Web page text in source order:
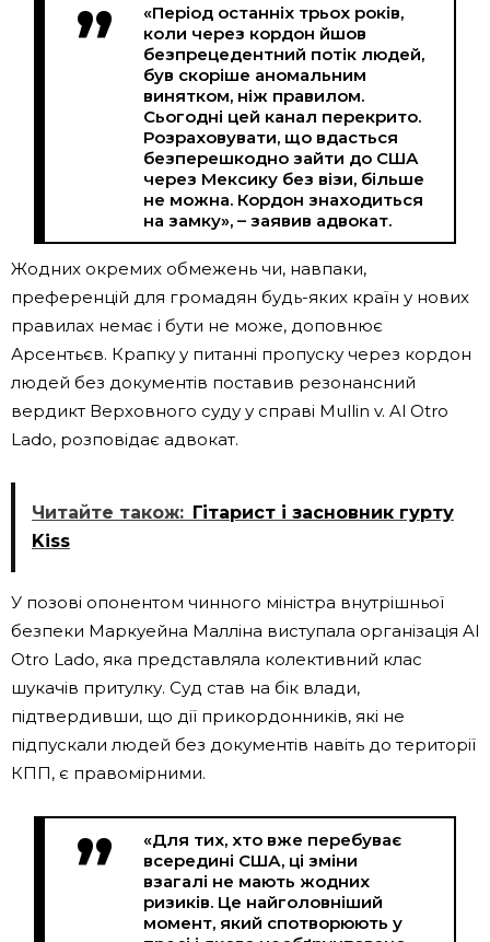
«Період останніх трьох років,
коли через кордон йшов
безпрецедентний потік людей,
був скоріше аномальним
винятком, ніж правилом.
Сьогодні цей канал перекрито.
Розраховувати, що вдасться
безперешкодно зайти до США
через Мексику без візи, більше
не можна. Кордон знаходиться
на замку», – заявив адвокат.
Жодних окремих обмежень чи, навпаки,
преференцій для громадян будь-яких країн у нових
правилах немає і бути не може, доповнює
Арсентьєв. Крапку у питанні пропуску через кордон
людей без документів поставив резонансний
вердикт Верховного суду у справі Mullin v. Al Otro
Lado, розповідає адвокат.
Читайте також: Гітарист і засновник гурту
Kiss
У позові опонентом чинного міністра внутрішньої
безпеки Маркуейна Малліна виступала організація Al
Otro Lado, яка представляла колективний клас
шукачів притулку. Суд став на бік влади,
підтвердивши, що дії прикордонників, які не
підпускали людей без документів навіть до території
КПП, є правомірними.
«Для тих, хто вже перебуває
всередині США, ці зміни
взагалі не мають жодних
ризиків. Це найголовніший
момент, який спотворюють у